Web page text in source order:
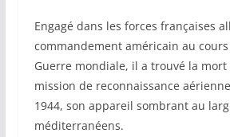
Engagé dans les forces françaises
commandement américain au cours
Guerre mondiale, il a trouvé la mort
mission de reconnaissance
1944, son appareil sombrant au
méditerranéens.